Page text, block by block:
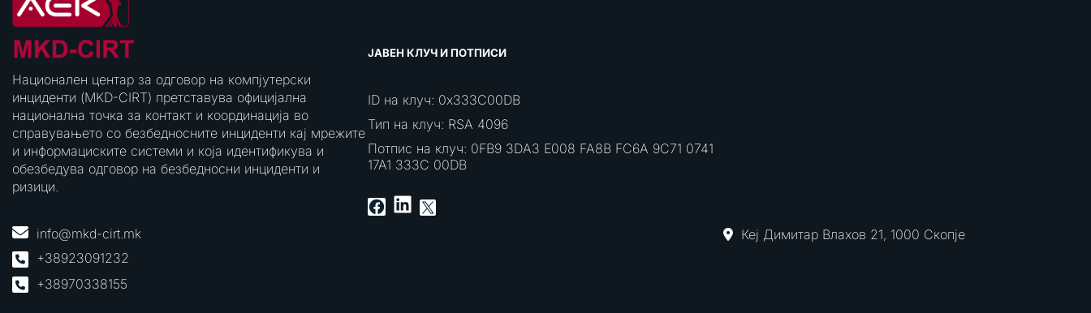
Национален центар за одговор на компјутерски
инциденти (MKD-CIRT) претставува официјална
национална точка за контакт и координација во
справувањето со безбедносните инциденти кај мрежите
и информациските системи и која идентификува и
обезбедува одговор на безбедносни инциденти и
ризици.
info@mkd-cirt.mk
+38923091232
+38970338155
ЈАВЕН КЛУЧ И ПОТПИСИ
ID на клуч: 0x333C00DB
Тип на клуч: RSA 4096
Потпис на клуч: 0FB9 3DA3 E008 FA8B FC6A 9C71 0741
17A1 333C 00DB
Facebook
LinkedIn
X
Кеј Димитар Влахов 21, 1000 Скопје